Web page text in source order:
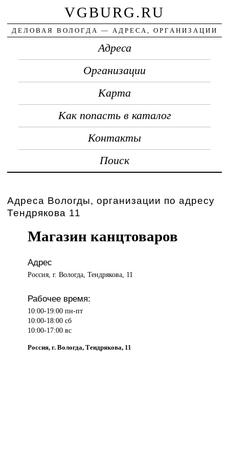
VGBURG.RU
ДЕЛОВАЯ ВОЛОГДА — АДРЕСА, ОРГАНИЗАЦИИ
Адреса
Организации
Карта
Как попасть в каталог
Контакты
Поиск
Адреса Вологды, организации по адресу
Тендрякова 11
Магазин канцтоваров
Адрес
Россия, г. Вологда, Тендрякова, 11
Рабочее время:
10:00-19:00 пн-пт
10:00-18:00 сб
10:00-17:00 вс
Россия, г. Вологда, Тендрякова, 11